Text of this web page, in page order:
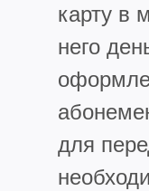
карту в
него
для